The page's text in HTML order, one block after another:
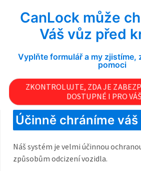
CanLock může
Váš vůz před
Vyplňte formulář a my zjistíme,
pomoci
ZKONTROLUJTE, ZDA JE
DOSTUPNÉ I PRO
Účinně chráníme
Náš systém je velmi účinnou
způsobům odcizení vozidla.